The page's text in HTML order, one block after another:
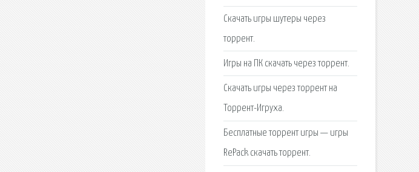
Скачать игры шутеры через
торрент.
Игры на ПК скачать через торрент.
Скачать игры через торрент на
Торрент-Игруха.
Бесплатные торрент игры — игры
RePack скачать торрент.